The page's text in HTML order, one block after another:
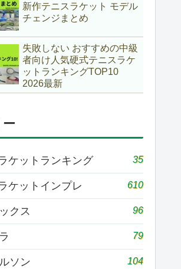
新作テニスラケット モデル
チェンジまとめ
失敗しない おすすめの中級
者向け人気硬式テニスラケ
ットランキングTOP10
2026最新
ケットランキング 35
ケットインプレ 610
クス 96
79
ソン 104